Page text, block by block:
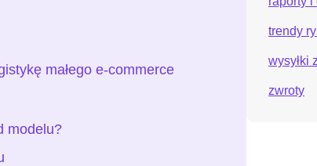
małego e-commerce
modelu?
trendy
wysyłki
zwroty